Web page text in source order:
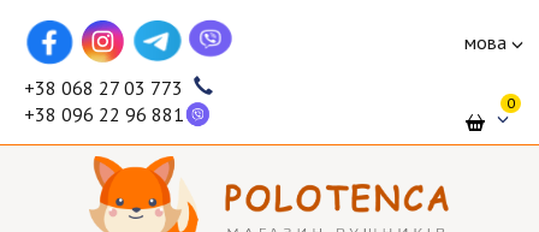
мова
+38 068 27 03 773
+38 096 22 96 881
0